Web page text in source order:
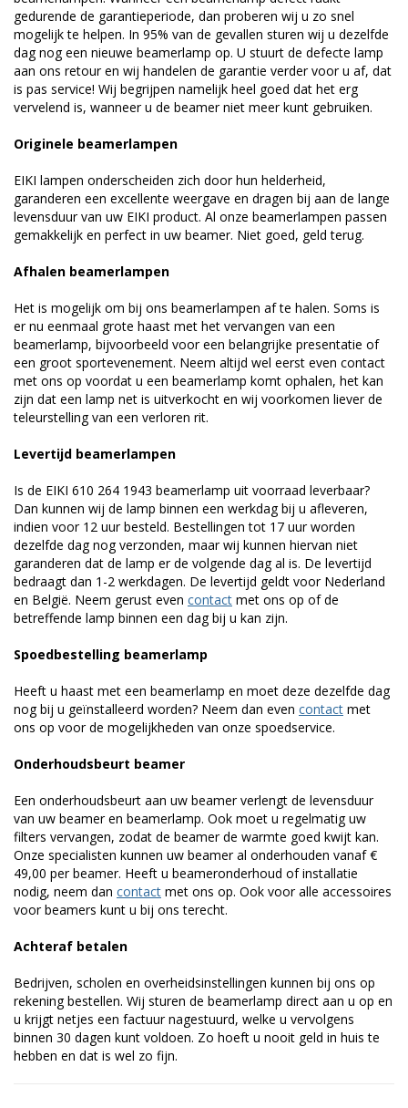
gedurende de garantieperiode, dan proberen wij u zo snel
mogelijk te helpen. In 95% van de gevallen sturen wij u dezelfde
dag nog een nieuwe beamerlamp op. U stuurt de defecte lamp
aan ons retour en wij handelen de garantie verder voor u af, dat
is pas service! Wij begrijpen namelijk heel goed dat het erg
vervelend is, wanneer u de beamer niet meer kunt gebruiken.
Originele beamerlampen
EIKI lampen onderscheiden zich door hun helderheid,
garanderen een excellente weergave en dragen bij aan de lange
levensduur van uw EIKI product. Al onze beamerlampen passen
gemakkelijk en perfect in uw beamer. Niet goed, geld terug.
Afhalen beamerlampen
Het is mogelijk om bij ons beamerlampen af te halen. Soms is
er nu eenmaal grote haast met het vervangen van een
beamerlamp, bijvoorbeeld voor een belangrijke presentatie of
een groot sportevenement. Neem altijd wel eerst even contact
met ons op voordat u een beamerlamp komt ophalen, het kan
zijn dat een lamp net is uitverkocht en wij voorkomen liever de
teleurstelling van een verloren rit.
Levertijd beamerlampen
Is de EIKI 610 264 1943 beamerlamp uit voorraad leverbaar?
Dan kunnen wij de lamp binnen een werkdag bij u afleveren,
indien voor 12 uur besteld. Bestellingen tot 17 uur worden
dezelfde dag nog verzonden, maar wij kunnen hiervan niet
garanderen dat de lamp er de volgende dag al is. De levertijd
bedraagt dan 1-2 werkdagen. De levertijd geldt voor Nederland
en België. Neem gerust even contact met ons op of de
betreffende lamp binnen een dag bij u kan zijn.
Spoedbestelling beamerlamp
Heeft u haast met een beamerlamp en moet deze dezelfde dag
nog bij u geïnstalleerd worden? Neem dan even contact met
ons op voor de mogelijkheden van onze spoedservice.
Onderhoudsbeurt beamer
Een onderhoudsbeurt aan uw beamer verlengt de levensduur
van uw beamer en beamerlamp. Ook moet u regelmatig uw
filters vervangen, zodat de beamer de warmte goed kwijt kan.
Onze specialisten kunnen uw beamer al onderhouden vanaf €
49,00 per beamer. Heeft u beameronderhoud of installatie
nodig, neem dan contact met ons op. Ook voor alle accessoires
voor beamers kunt u bij ons terecht.
Achteraf betalen
Bedrijven, scholen en overheidsinstellingen kunnen bij ons op
rekening bestellen. Wij sturen de beamerlamp direct aan u op en
u krijgt netjes een factuur nagestuurd, welke u vervolgens
binnen 30 dagen kunt voldoen. Zo hoeft u nooit geld in huis te
hebben en dat is wel zo fijn.